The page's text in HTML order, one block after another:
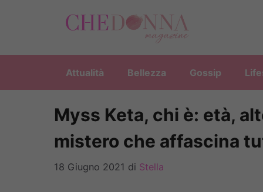
Attualità Bellezza Gossip
Myss Keta, chi è: età,
mistero che affascina
18 Giugno 2021 di Stella